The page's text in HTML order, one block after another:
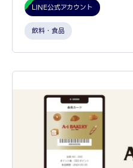
LINE公式アカウント
飲料・食品